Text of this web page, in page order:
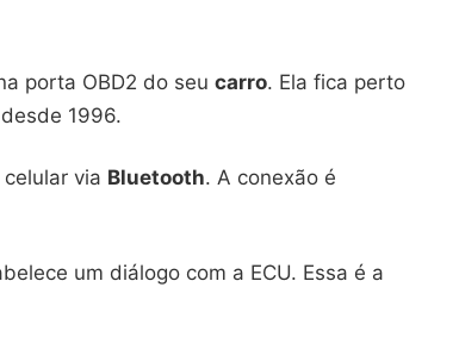
porta OBD2 do seu carro. Ela fica perto
1996.
via Bluetooth. A conexão é
um diálogo com a ECU. Essa é a